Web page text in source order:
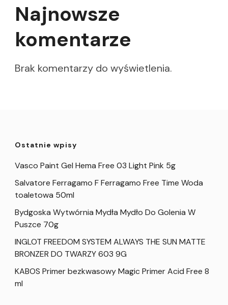
Najnowsze
komentarze
Brak komentarzy do wyświetlenia.
Ostatnie wpisy
Vasco Paint Gel Hema Free 03 Light Pink 5g
Salvatore Ferragamo F Ferragamo Free Time Woda
toaletowa 50ml
Bydgoska Wytwórnia Mydła Mydło Do Golenia W
Puszce 70g
INGLOT FREEDOM SYSTEM ALWAYS THE SUN MATTE
BRONZER DO TWARZY 603 9G
KABOS Primer bezkwasowy Magic Primer Acid Free 8
ml